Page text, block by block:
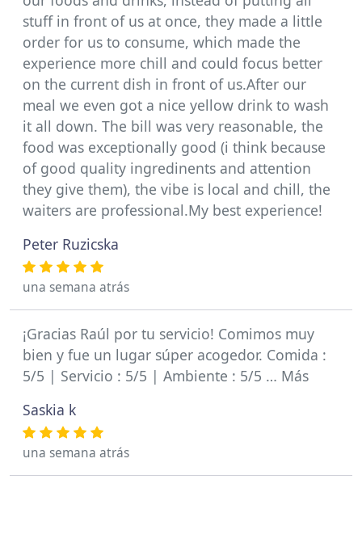
stuff in front of us at once, they made a little
order for us to consume, which made the
experience more chill and could focus better
on the current dish in front of us.After our
meal we even got a nice yellow drink to wash
it all down. The bill was very reasonable, the
food was exceptionally good (i think because
of good quality ingredinents and attention
they give them), the vibe is local and chill, the
waiters are professional.My best experience!
Peter Ruzicska
una semana atrás
¡Gracias Raúl por tu servicio! Comimos muy
bien y fue un lugar súper acogedor. Comida :
5/5 | Servicio : 5/5 | Ambiente : 5/5 … Más
Saskia k
una semana atrás